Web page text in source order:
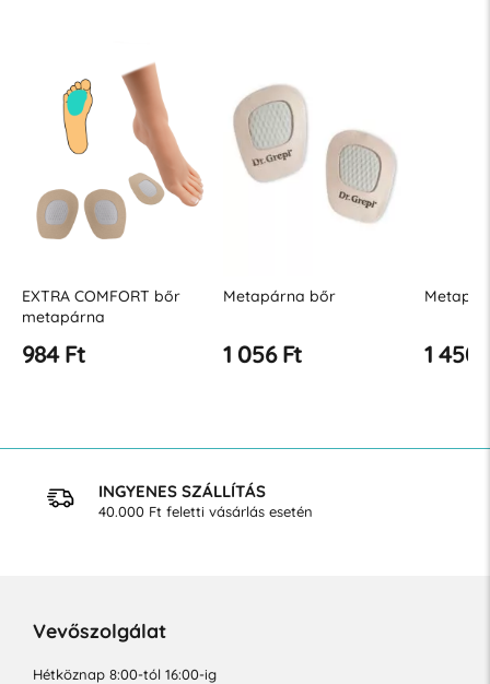
EXTRA COMFORT bőr
metapárna
984 Ft
Metapárna bőr
1 056 Ft 1 450
INGYENES SZÁLLÍTÁS
40.000 Ft feletti vásárlás esetén
Vevőszolgálat
Hétköznap 8:00-tól 16:00-ig